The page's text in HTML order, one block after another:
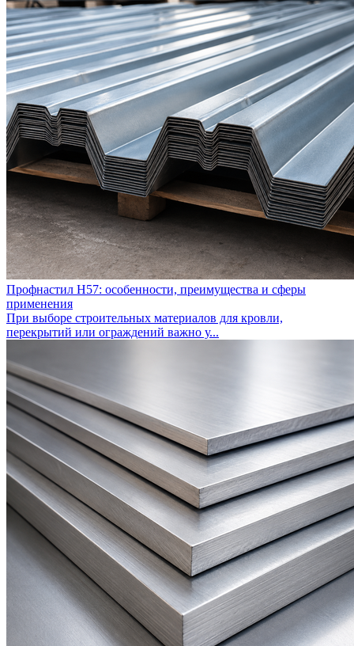
Профнастил Н57: особенности, преимущества и сферы
применения
При выборе строительных материалов для кровли,
перекрытий или ограждений важно у...